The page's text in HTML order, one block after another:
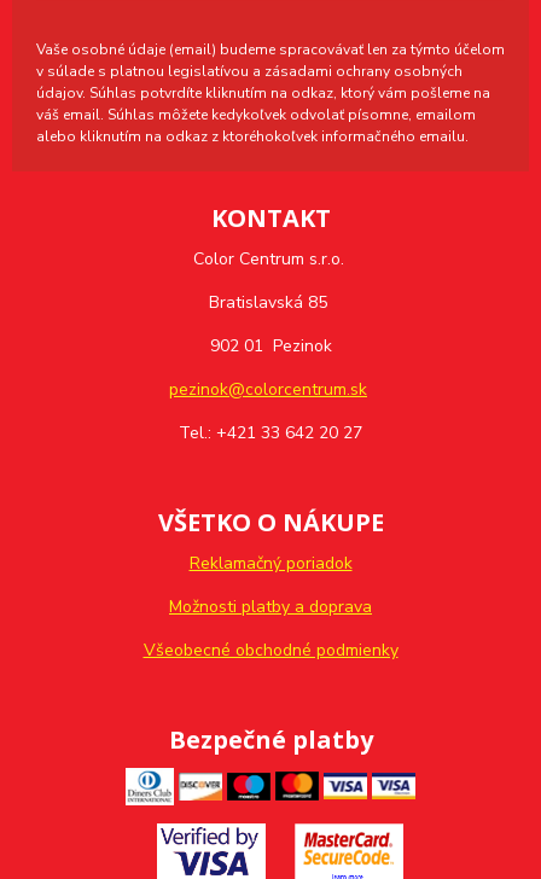
Vaše osobné údaje (email) budeme spracovávať len za týmto účelom
v súlade s platnou legislatívou a zásadami ochrany osobných
údajov. Súhlas potvrdíte kliknutím na odkaz, ktorý vám pošleme na
váš email. Súhlas môžete kedykoľvek odvolať písomne, emailom
alebo kliknutím na odkaz z ktoréhokoľvek informačného emailu.
KONTAKT
Color Centrum s.r.o.
Bratislavská 85
902 01 Pezinok
pezinok@colorcentrum.sk
Tel.: +421 33 642 20 27
VŠETKO O NÁKUPE
Reklamačný poriadok
Možnosti platby a doprava
Všeobecné obchodné podmienky
Bezpečné platby